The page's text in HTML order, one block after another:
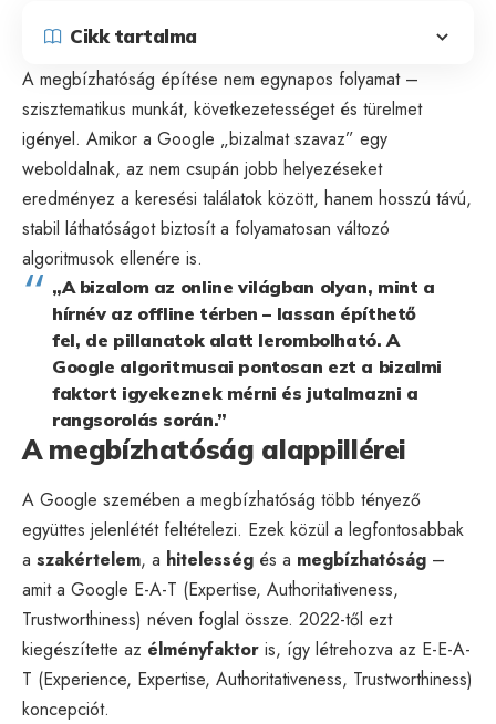
Cikk tartalma
A megbízhatóság építése nem egynapos folyamat –
szisztematikus munkát, következetességet és türelmet
igényel. Amikor a Google „bizalmat szavaz” egy
weboldalnak, az nem csupán jobb helyezéseket
eredményez a keresési találatok között, hanem hosszú távú,
stabil láthatóságot biztosít a folyamatosan változó
algoritmusok ellenére is.
„A bizalom az online világban olyan, mint a
hírnév az offline térben – lassan építhető
fel, de pillanatok alatt lerombolható. A
Google algoritmusai pontosan ezt a bizalmi
faktort igyekeznek mérni és jutalmazni a
rangsorolás során.”
A megbízhatóság alappillérei
A Google szemében a megbízhatóság több tényező
együttes jelenlétét feltételezi. Ezek közül a legfontosabbak
a szakértelem, a hitelesség és a megbízhatóság –
amit a Google E-A-T (Expertise, Authoritativeness,
Trustworthiness) néven foglal össze. 2022-től ezt
kiegészítette az élményfaktor is, így létrehozva az E-E-A-
T (Experience, Expertise, Authoritativeness, Trustworthiness)
koncepciót.